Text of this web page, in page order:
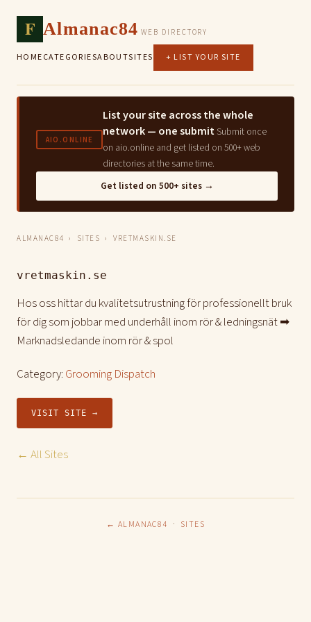
F Almanac84 WEB DIRECTORY
HOMECATEGORIESABOUTSITES + LIST YOUR SITE
AIO.ONLINE
List your site across the whole
network — one submit Submit once
on aio.online and get listed on 500+ web
directories at the same time.
Get listed on 500+ sites →
ALMANAC84 › SITES › VRETMASKIN.SE
vretmaskin.se
Hos oss hittar du kvalitetsutrustning för professionellt bruk
för dig som jobbar med underhåll inom rör & ledningsnät ➡︎
Marknadsledande inom rör & spol
Category: Grooming Dispatch
VISIT SITE →
← All Sites
← ALMANAC84 · SITES